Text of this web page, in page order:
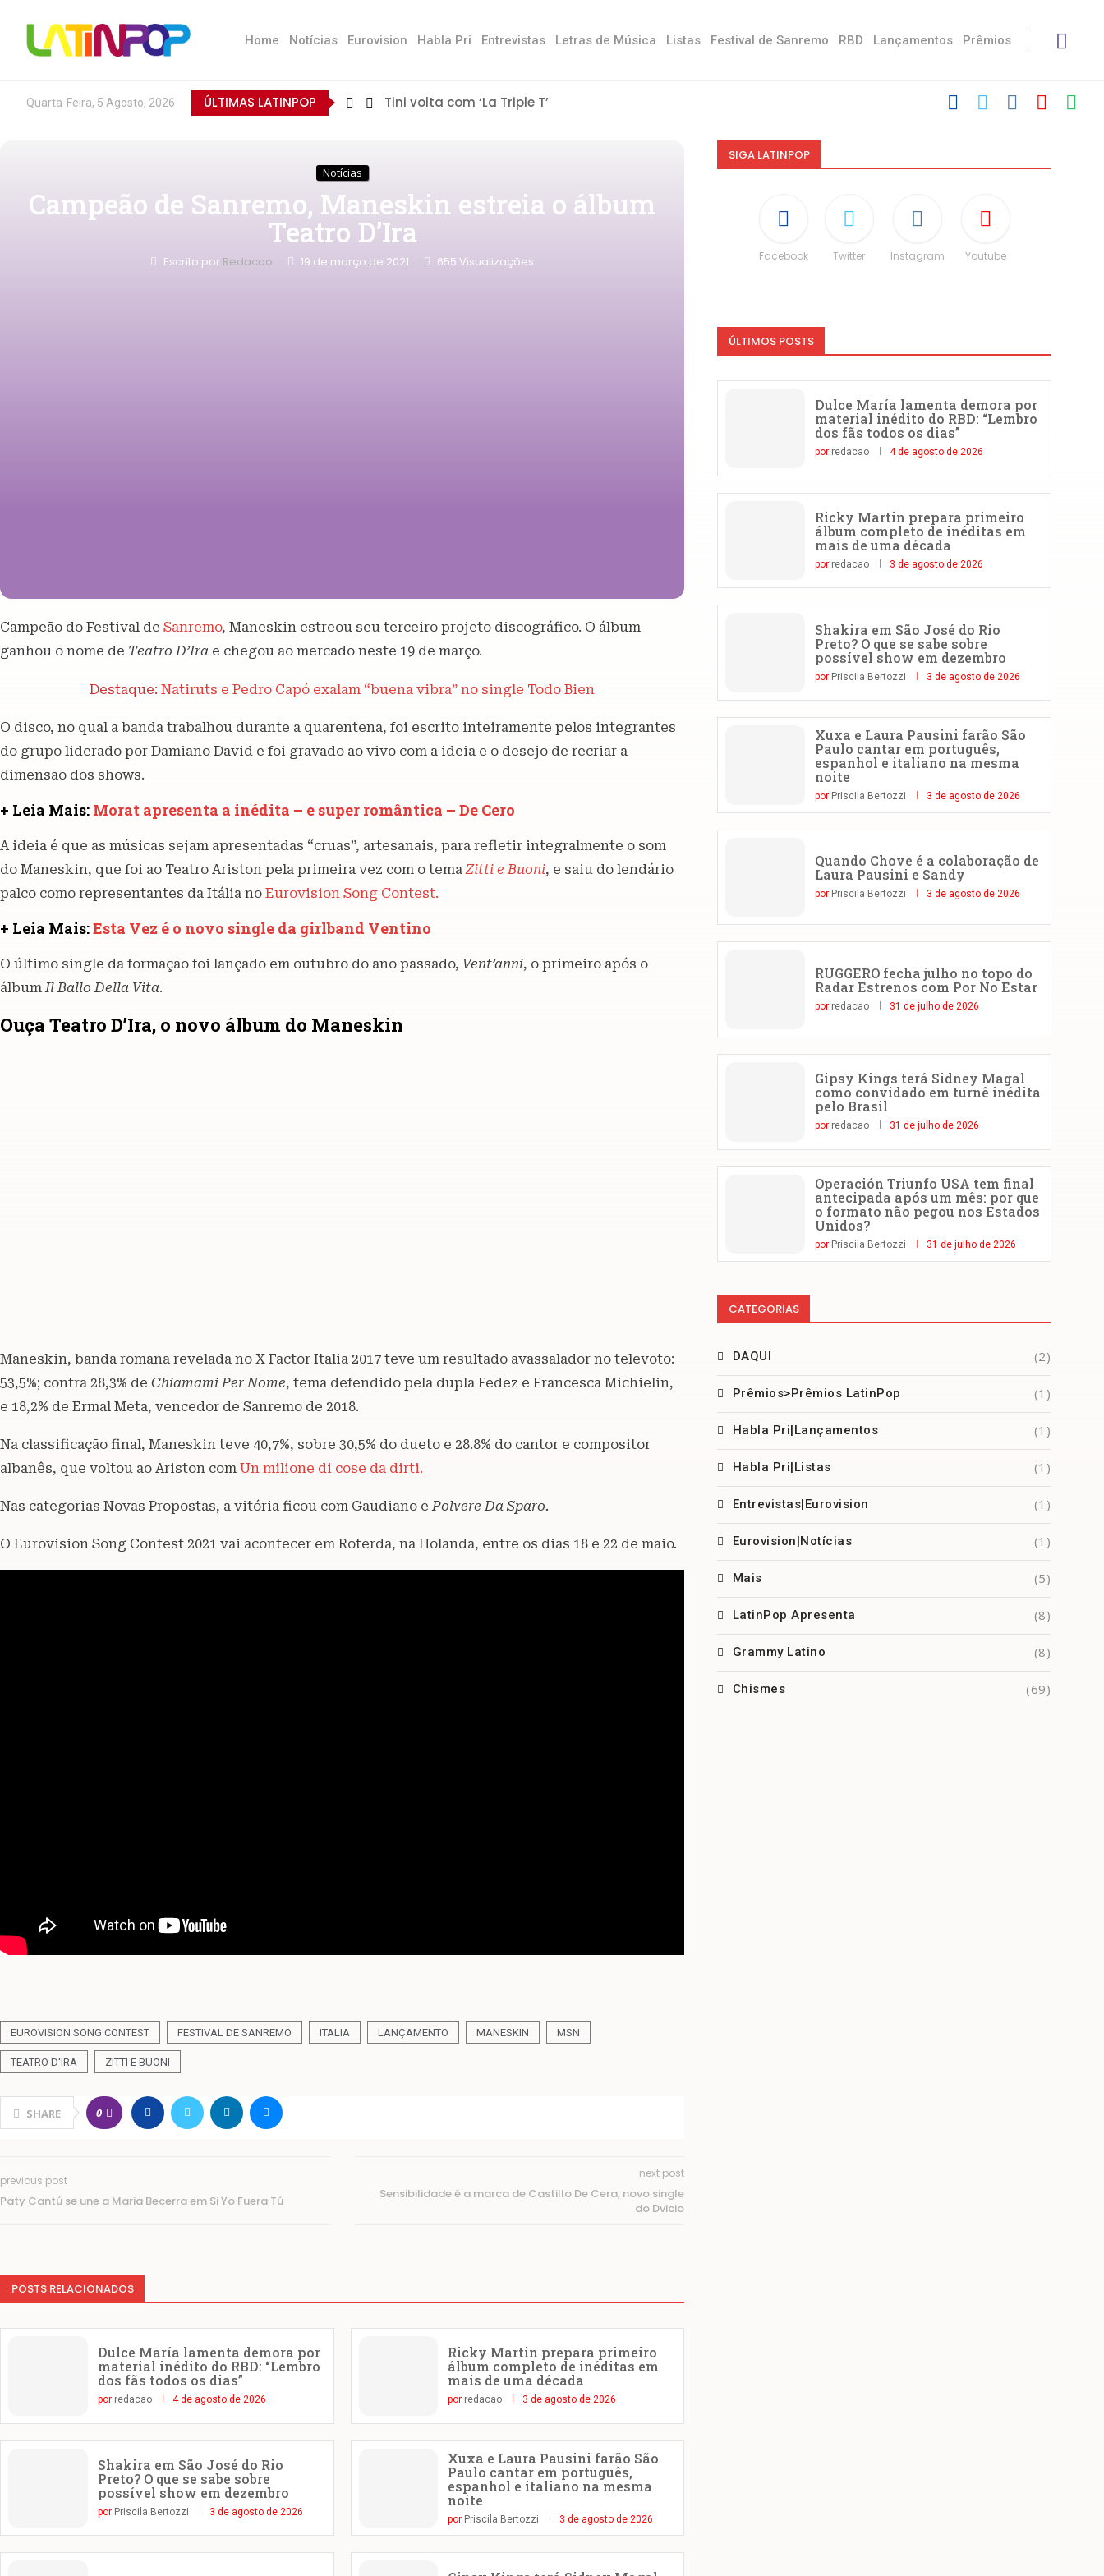
Home Notícias Eurovision Habla Pri Entrevistas Letras de Música Listas Festival de Sanremo RBD Lançamentos Prêmios
Quarta-Feira, 5 Agosto, 2026 ÚLTIMAS LATINPOP Tini volta com ‘La Triple T’
Notícias
Campeão de Sanremo, Maneskin estreia o álbum
Teatro D’Ira
Escrito por Redacao 19 de março de 2021 655 Visualizações
Campeão do Festival de Sanremo, Maneskin estreou seu terceiro projeto discográfico. O álbum
ganhou o nome de Teatro D’Ira e chegou ao mercado neste 19 de março.
Destaque:Natiruts e Pedro Capó exalam “buena vibra” no single Todo Bien
O disco, no qual a banda trabalhou durante a quarentena, foi escrito inteiramente pelos integrantes
do grupo liderado por Damiano David e foi gravado ao vivo com a ideia e o desejo de recriar a
dimensão dos shows.
+ Leia Mais: Morat apresenta a inédita – e super romântica – De Cero
A ideia é que as músicas sejam apresentadas “cruas”, artesanais, para refletir integralmente o som
do Maneskin, que foi ao Teatro Ariston pela primeira vez com o temaZitti e Buoni, e saiu do lendário
palco como representantes da Itália no Eurovision Song Contest.
+ Leia Mais:Esta Vez é o novo single da girlband Ventino
O último single da formação foi lançado em outubro do ano passado, Vent’anni, o primeiro após o
álbumIl Ballo Della Vita.
Ouça Teatro D’Ira, o novo álbum do Maneskin
Maneskin, banda romana revelada no X Factor Italia 2017 teve um resultado avassalador no televoto:
53,5%; contra 28,3% de Chiamami Per Nome, tema defendido pela dupla Fedez e Francesca Michielin,
e 18,2% de Ermal Meta, vencedor de Sanremo de 2018.
Na classificação final, Maneskin teve 40,7%, sobre 30,5% do dueto e 28.8% do cantor e compositor
albanês, que voltou ao Ariston com Un milione di cose da dirti.
Nas categorias Novas Propostas, a vitória ficou com Gaudiano ePolvere Da Sparo.
O Eurovision Song Contest 2021 vai acontecer em Roterdã, na Holanda, entre os dias 18 e 22 de maio.
EUROVISION SONG CONTEST FESTIVAL DE SANREMO ITALIA LANÇAMENTO MANESKIN MSN
TEATRO D'IRA ZITTI E BUONI
SHARE 0
previous post
Paty Cantú se une a Maria Becerra em Si Yo Fuera Tú
next post
Sensibilidade é a marca de Castillo De Cera, novo single
do Dvicio
POSTS RELACIONADOS
Dulce María lamenta demora por
material inédito do RBD: “Lembro
dos fãs todos os dias”
por redacao 4 de agosto de 2026
Ricky Martin prepara primeiro
álbum completo de inéditas em
mais de uma década
por redacao 3 de agosto de 2026
Shakira em São José do Rio
Preto? O que se sabe sobre
possível show em dezembro
por Priscila Bertozzi 3 de agosto de 2026
Xuxa e Laura Pausini farão São
Paulo cantar em português,
espanhol e italiano na mesma
noite
por Priscila Bertozzi 3 de agosto de 2026
SIGA LATINPOP
Facebook Twitter Instagram Youtube
ÚLTIMOS POSTS
Dulce María lamenta demora por
material inédito do RBD: “Lembro
dos fãs todos os dias”
por redacao 4 de agosto de 2026
Ricky Martin prepara primeiro
álbum completo de inéditas em
mais de uma década
por redacao 3 de agosto de 2026
Shakira em São José do Rio
Preto? O que se sabe sobre
possível show em dezembro
por Priscila Bertozzi 3 de agosto de 2026
Xuxa e Laura Pausini farão São
Paulo cantar em português,
espanhol e italiano na mesma
noite
por Priscila Bertozzi 3 de agosto de 2026
Quando Chove é a colaboração de
Laura Pausini e Sandy
por Priscila Bertozzi 3 de agosto de 2026
RUGGERO fecha julho no topo do
Radar Estrenos com Por No Estar
por redacao 31 de julho de 2026
Gipsy Kings terá Sidney Magal
como convidado em turnê inédita
pelo Brasil
por redacao 31 de julho de 2026
Operación Triunfo USA tem final
antecipada após um mês: por que
o formato não pegou nos Estados
Unidos?
por Priscila Bertozzi 31 de julho de 2026
CATEGORIAS
DAQUI (2)
Prêmios>Prêmios LatinPop (1)
Habla Pri|Lançamentos (1)
Habla Pri|Listas (1)
Entrevistas|Eurovision (1)
Eurovision|Notícias (1)
Mais (5)
LatinPop Apresenta (8)
Grammy Latino (8)
Chismes (69)